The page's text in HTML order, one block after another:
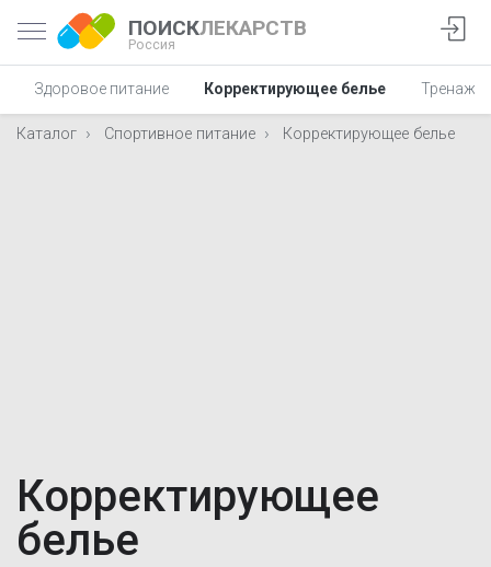
ПОИСКЛЕКАРСТВ
Россия
Здоровое питание Корректирующее белье
Каталог Спортивное питание Корректирующее белье
Корректирующее
белье